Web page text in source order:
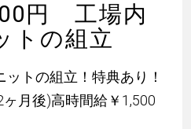
円 工場内
トの組立
トの組立！特典あり！
月後)高時間給￥1,500